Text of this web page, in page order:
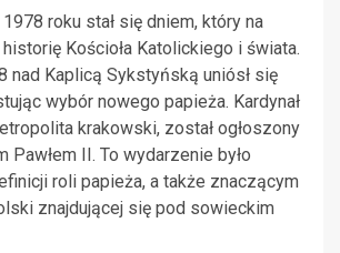
roku stał się dniem, który na
Kościoła Katolickiego i świata.
nad Kaplicą Sykstyńską uniósł się
wybór nowego papieża. Kardynał
krakowski, został ogłoszony
Pawłem II. To wydarzenie było
roli papieża, a także znaczącym
znajdującej się pod sowieckim